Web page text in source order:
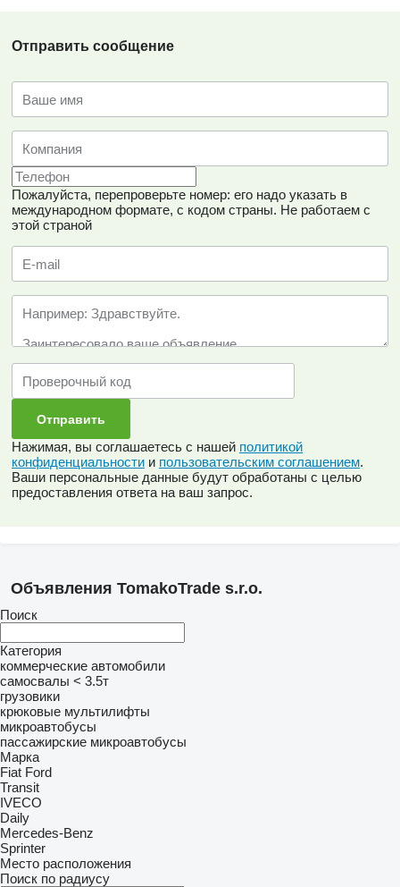
Отправить сообщение
Пожалуйста, перепроверьте номер: его надо указать в
международном формате, с кодом страны. Не работаем с
этой страной
Нажимая, вы соглашаетесь с нашей политикой
конфиденциальности и пользовательским соглашением.
Ваши персональные данные будут обработаны с целью
предоставления ответа на ваш запрос.
Объявления TomakoTrade s.r.o.
Поиск
Категория
коммерческие автомобили
самосвалы < 3.5т
грузовики
крюковые мультилифты
микроавтобусы
пассажирские микроавтобусы
Марка
Fiat Ford
Transit
IVECO
Daily
Mercedes-Benz
Sprinter
Место расположения
Поиск по радиусу